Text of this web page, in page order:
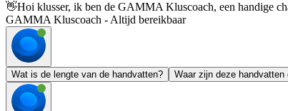
👋Hoi klusser, ik ben de GAMMA Kluscoach, een handige
GAMMA Kluscoach - Altijd bereikbaar
Wat is de lengte van de handvatten? Waar zijn deze